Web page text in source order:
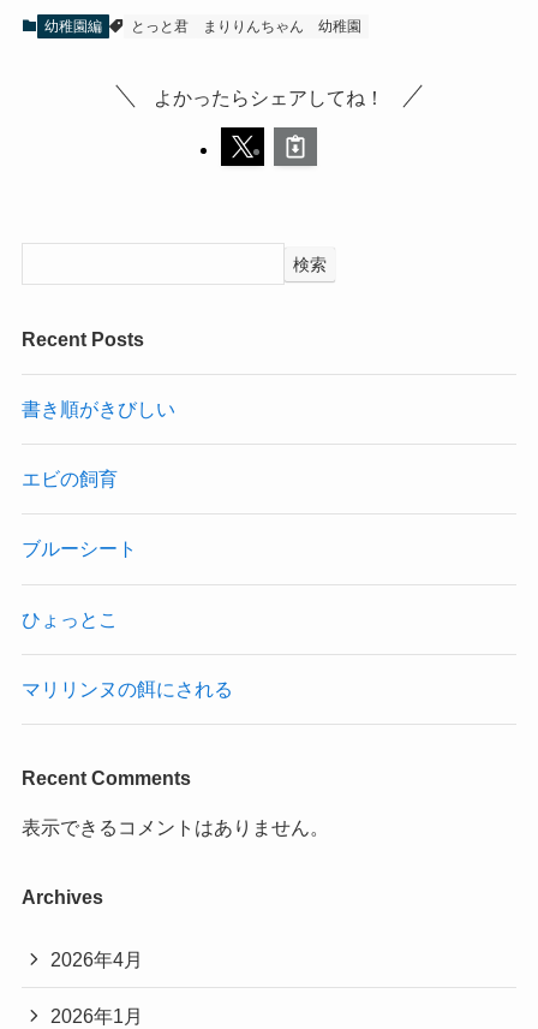
幼稚園編 とっと君 まりりんちゃん 幼稚園
よかったらシェアしてね！
検索
Recent Posts
書き順がきびしい
エビの飼育
ブルーシート
ひょっとこ
マリリンヌの餌にされる
Recent Comments
表示できるコメントはありません。
Archives
2026年4月
2026年1月